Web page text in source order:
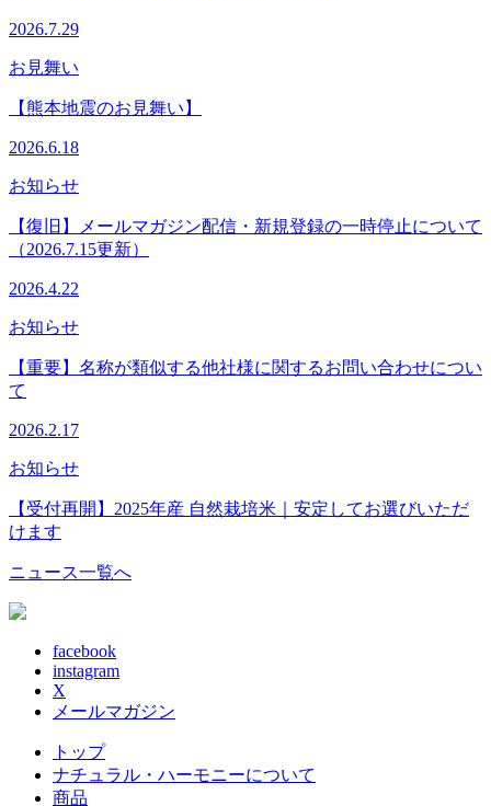
2026.7.29
お見舞い
【熊本地震のお見舞い】
2026.6.18
お知らせ
【復旧】メールマガジン配信・新規登録の一時停止について
（2026.7.15更新）
2026.4.22
お知らせ
【重要】名称が類似する他社様に関するお問い合わせについ
て
2026.2.17
お知らせ
【受付再開】2025年産 自然栽培米｜安定してお選びいただ
けます
ニュース一覧へ
facebook
instagram
X
メールマガジン
トップ
ナチュラル・ハーモニーについて
商品